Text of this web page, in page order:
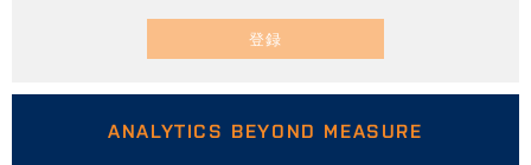
登録
ANALYTICS BEYOND MEASURE